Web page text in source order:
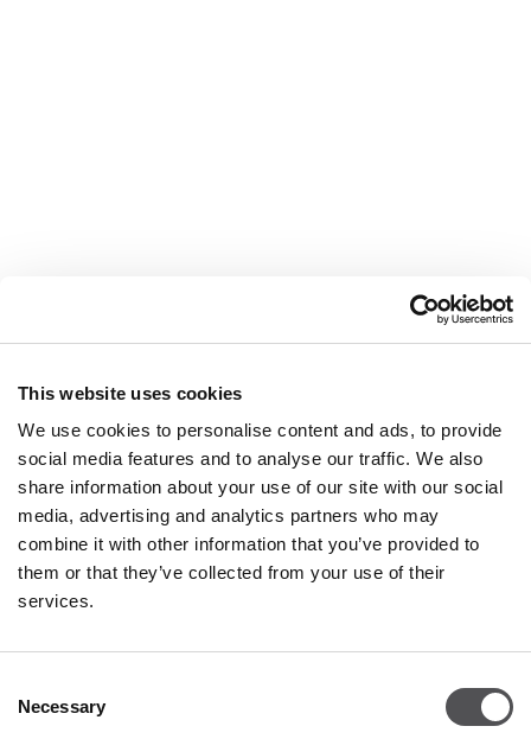
This website uses cookies
We use cookies to personalise content and ads, to provide
social media features and to analyse our traffic. We also
share information about your use of our site with our social
media, advertising and analytics partners who may
combine it with other information that you’ve provided to
them or that they’ve collected from your use of their
services.
Selection
Necessary
BOXEUR DES RUES
Franciacorta Designer Village
25050 Rodengo Saiano BS